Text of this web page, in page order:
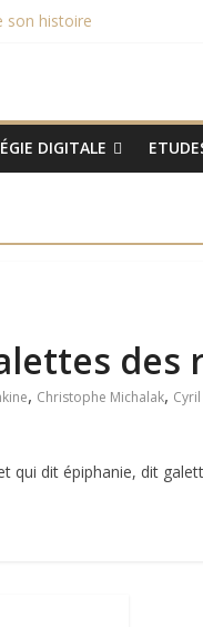
son histoire
Luxe aura lieu le 31
DIGITALE
des
, Christophe Michalak,
qui dit épiphanie, dit